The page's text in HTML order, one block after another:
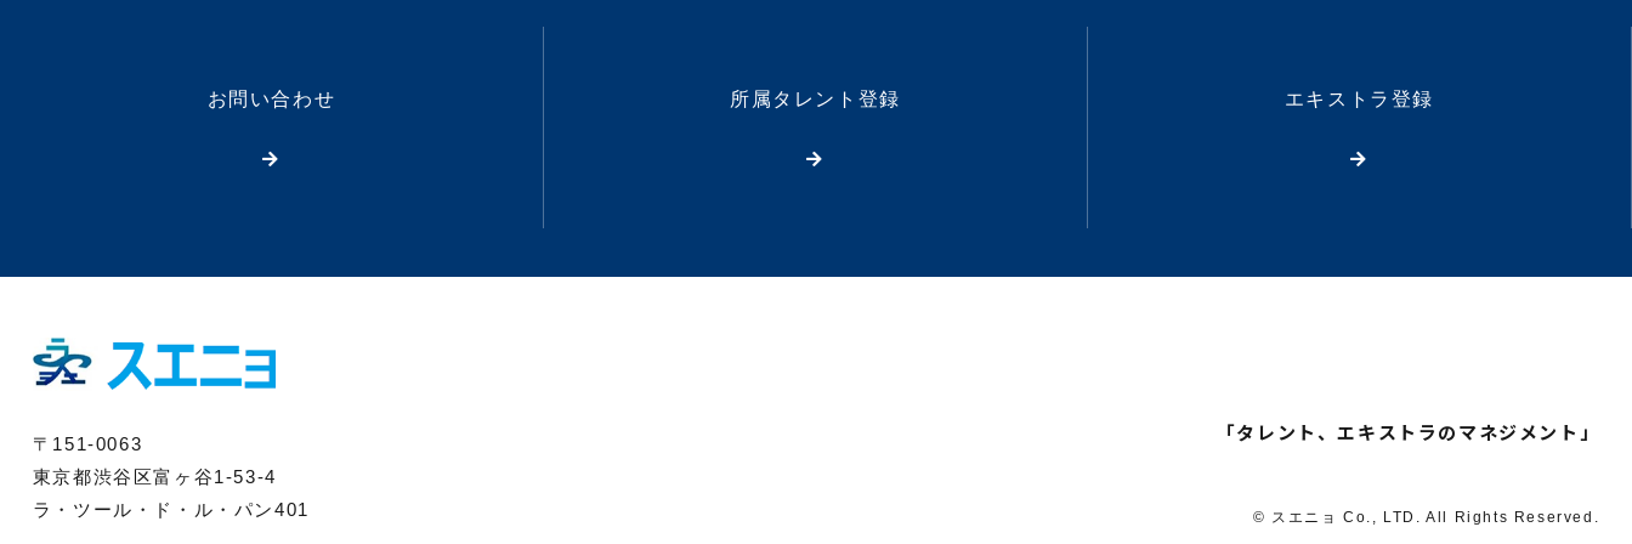
お問い合わせ 所属タレント登録 エキストラ登録
〒151-0063
東京都渋谷区富ヶ谷1-53-4
ラ・ツール・ド・ル・パン401
「タレント、エキストラのマネジメント」
© スエニョ Co., LTD. All Rights Reserved.